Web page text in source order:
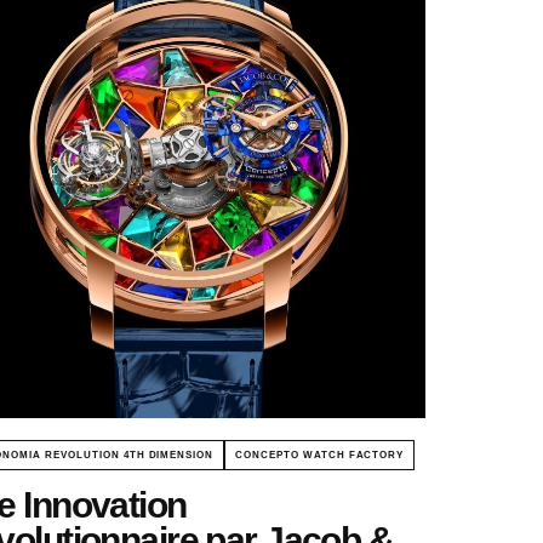
REVOLUTION 4TH DIMENSION CONCEPTO WATCH FACTORY
Innovation